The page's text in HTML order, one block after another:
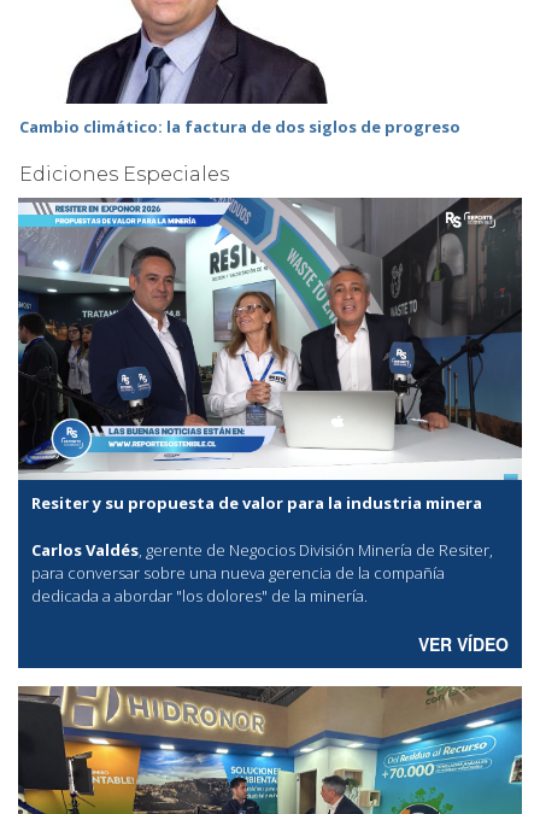
Cambio climático: la factura de dos siglos de progreso
Ediciones Especiales
Resiter y su propuesta de valor para la industria minera
Carlos Valdés, gerente de Negocios División Minería de Resiter,
para conversar sobre una nueva gerencia de la compañía
dedicada a abordar "los dolores" de la minería.
VER VÍDEO